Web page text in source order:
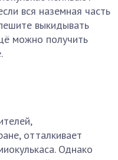
вся наземная часть
выкидывать
можно получить
отталкивает
Однако